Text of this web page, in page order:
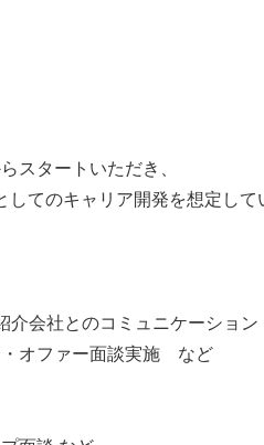
スタートいただき、
てのキャリア開発を想定して
会社とのコミュニケーション
オファー面談実施 など